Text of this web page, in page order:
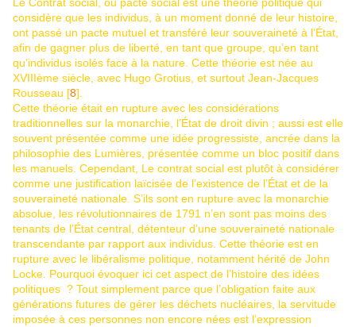
considère que les individus, à un moment donné de leur histoire,
ont passé un pacte mutuel et transféré leur souveraineté à l’État,
afin de gagner plus de liberté, en tant que groupe, qu’en tant
qu’individus isolés face à la nature. Cette théorie est née au
XVIIIème siècle, avec Hugo Grotius, et surtout Jean-Jacques
Rousseau [8].
Cette théorie était en rupture avec les considérations
traditionnelles sur la monarchie, l’État de droit divin ; aussi est elle
souvent présentée comme une idée progressiste, ancrée dans la
philosophie des Lumières, présentée comme un bloc positif dans
les manuels. Cependant, Le contrat social est plutôt à considérer
comme une justification laïcisée de l’existence de l’État et de la
souveraineté nationale. S’ils sont en rupture avec la monarchie
absolue, les révolutionnaires de 1791 n’en sont pas moins des
tenants de l’État central, détenteur d’une souveraineté nationale
transcendante par rapport aux individus. Cette théorie est en
rupture avec le libéralisme politique, notamment hérité de John
Locke. Pourquoi évoquer ici cet aspect de l’histoire des idées
politiques ? Tout simplement parce que l’obligation faite aux
générations futures de gérer les déchets nucléaires, la servitude
imposée à ces personnes non encore nées est l’expression